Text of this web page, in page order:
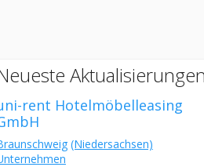
Aktualisierungen
rent Hotelmöbelleasing
(Niedersachsen)